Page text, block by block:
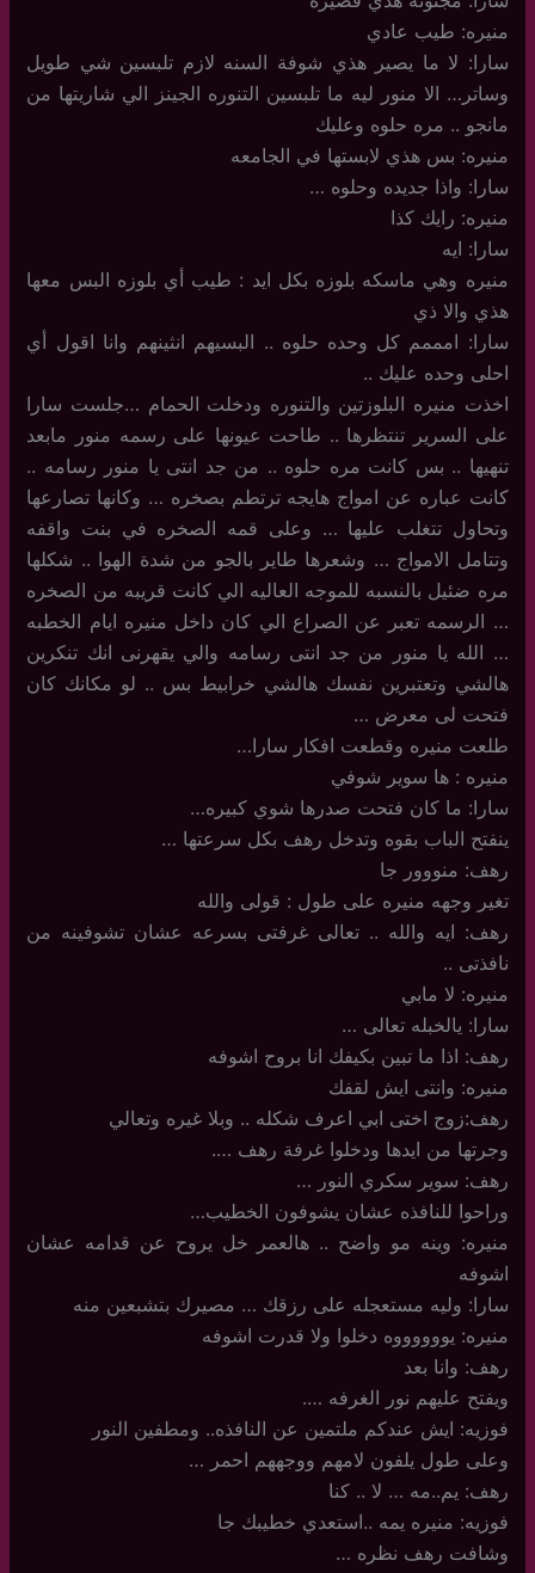
منيره: طيب عادي
سارا: لا ما يصير هذي شوفة السنه لازم تلبسين شي طويل
وساتر… الا منور ليه ما تلبسين التنوره الجينز الي شاريتها من
مانجو .. مره حلوه وعليك
منيره: بس هذي لابستها في الجامعه
سارا: واذا جديده وحلوه …
منيره: رايك كذا
سارا: ايه
منيره وهي ماسكه بلوزه بكل ايد : طيب أي بلوزه البس معها
هذي والا ذي
سارا: امممم كل وحده حلوه .. البسيهم انثينهم وانا اقول أي
احلى وحده عليك ..
اخذت منيره البلوزتين والتنوره ودخلت الحمام …جلست سارا
على السرير تنتظرها .. طاحت عيونها على رسمه منور مابعد
تنهيها .. بس كانت مره حلوه .. من جد انتى يا منور رسامه ..
كانت عباره عن امواج هايجه ترتطم بصخره … وكانها تصارعها
وتحاول تتغلب عليها … وعلى قمه الصخره في بنت واقفه
وتتامل الامواج … وشعرها طاير بالجو من شدة الهوا .. شكلها
مره ضئيل بالنسبه للموجه العاليه الي كانت قريبه من الصخره
… الرسمه تعبر عن الصراع الي كان داخل منيره ايام الخطبه
… الله يا منور من جد انتى رسامه والي يقهرنى انك تنكرين
هالشي وتعتبرين نفسك هالشي خرابيط بس .. لو مكانك كان
فتحت لى معرض …
طلعت منيره وقطعت افكار سارا…
منيره : ها سوير شوفي
سارا: ما كان فتحت صدرها شوي كبيره…
ينفتح الباب بقوه وتدخل رهف بكل سرعتها …
رهف: منووور جا
تغير وجهه منيره على طول : قولى والله
رهف: ايه والله .. تعالى غرفتى بسرعه عشان تشوفينه من
نافذتى ..
منيره: لا مابي
سارا: يالخبله تعالى …
رهف: اذا ما تبين بكيفك انا بروح اشوفه
منيره: وانتى ايش لقفك
رهف:زوج اختى ابي اعرف شكله .. وبلا غيره وتعالي
وجرتها من ايدها ودخلوا غرفة رهف ….
رهف: سوير سكري النور …
وراحوا للنافذه عشان يشوفون الخطيب…
منيره: وينه مو واضح .. هالعمر خل يروح عن قدامه عشان
اشوفه
سارا: وليه مستعجله على رزقك … مصيرك بتشبعين منه
منيره: يووووووه دخلوا ولا قدرت اشوفه
رهف: وانا بعد
ويفتح عليهم نور الغرفه ….
فوزيه: ايش عندكم ملتمين عن النافذه.. ومطفين النور
وعلى طول يلفون لامهم ووجههم احمر …
رهف: يم..مه … لا .. كنا
فوزيه: منيره يمه ..استعدي خطيبك جا
وشافت رهف نظره …